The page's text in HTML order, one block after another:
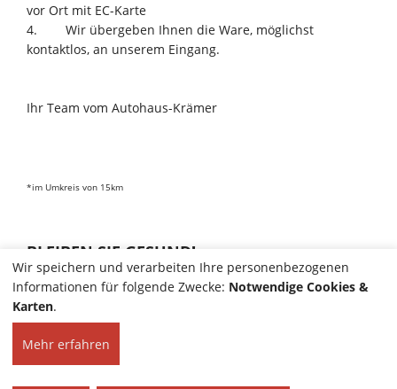
vor Ort mit EC-Karte
4. Wir übergeben Ihnen die Ware, möglichst
kontaktlos, an unserem Eingang.
Ihr Team vom Autohaus-Krämer
*im Umkreis von 15km
BLEIBEN SIE GESUND!
© 2025 Autohaus Hans
Wir speichern und verarbeiten Ihre personenbezogenen
Informationen für folgende Zwecke: Notwendige Cookies &
Karten.
Mehr erfahren